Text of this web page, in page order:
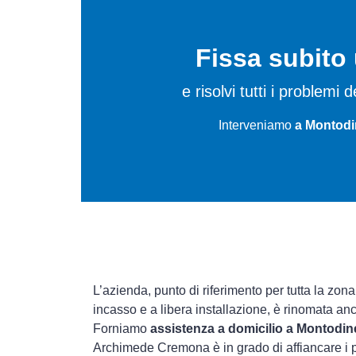
Fissa subito
e risolvi tutti i problemi
Interveniamo a
L’azienda, punto di riferimento per tutta la
incasso e a libera installazione, è rinomata
Forniamo assistenza a domicilio a
Archimede Cremona è in grado di affiancare i